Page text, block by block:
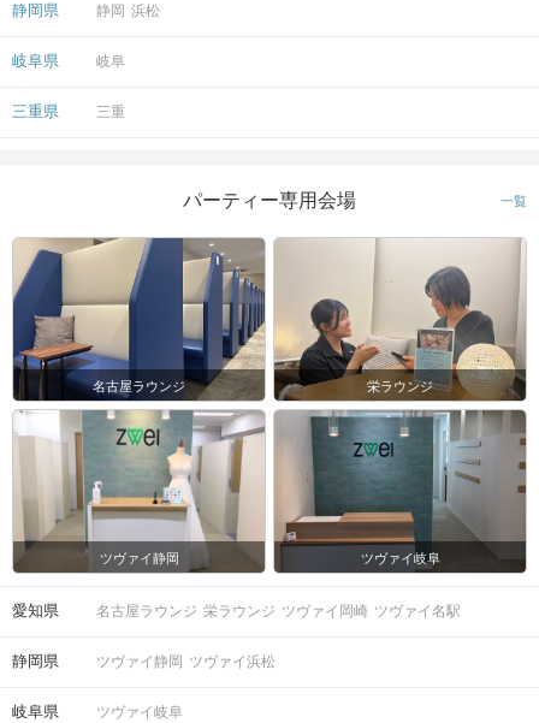
静岡県 静岡 浜松
岐阜県 岐阜
三重県 三重
パーティー専用会場 一覧
名古屋ラウンジ 栄ラウンジ
ツヴァイ静岡 ツヴァイ岐阜
愛知県 名古屋ラウンジ 栄ラウンジ ツヴァイ岡崎 ツヴァイ名駅
静岡県 ツヴァイ静岡 ツヴァイ浜松
岐阜県 ツヴァイ岐阜